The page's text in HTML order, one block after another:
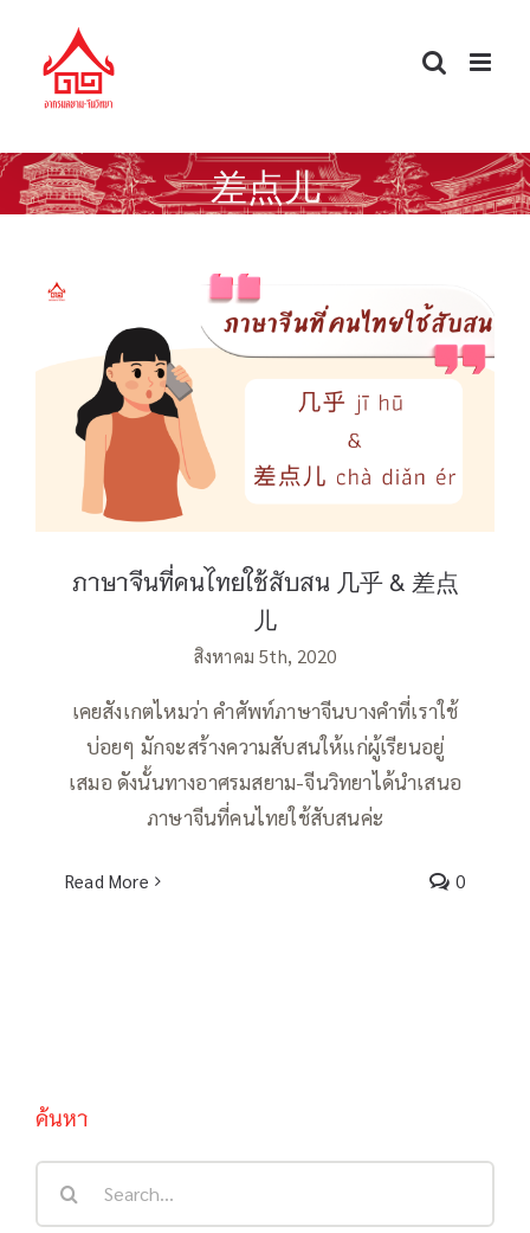
content
差点儿
ภาษาจีนที่คนไทยใช้สับสน 几乎 & 差点儿
ภาษาจีนที่คนไทยใช้สับสน 几乎 & 差点
儿
สิงหาคม 5th, 2020
เคยสังเกตไหมว่า คำศัพท์ภาษาจีนบางคำที่เราใช้
บ่อยๆ มักจะสร้างความสับสนให้แก่ผู้เรียนอยู่
เสมอ ดังนั้นทางอาศรมสยาม-จีนวิทยาได้นำเสนอ
ภาษาจีนที่คนไทยใช้สับสนค่ะ
Read More 0
ค้นหา